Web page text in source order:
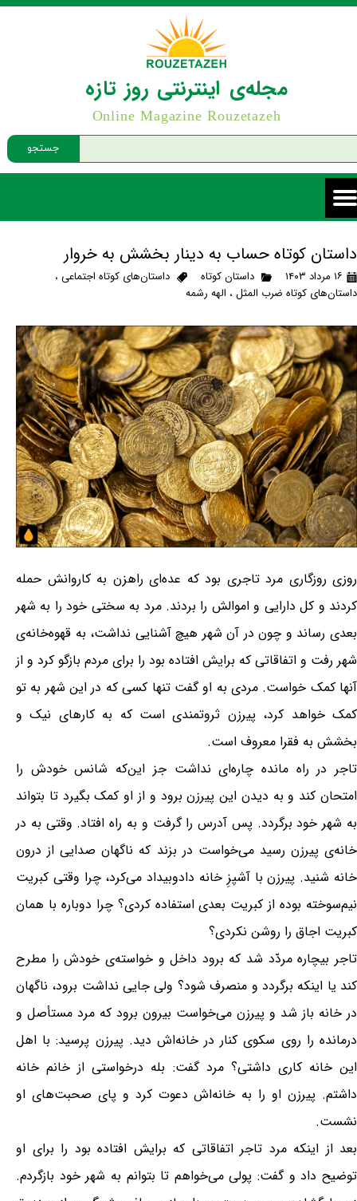
جستجو
مجله‌ی اینترنتی روز تازه
Online Magazine Rouzetazeh
داستان کوتاه حساب به دینار بخشش به خروار
۱۶ مرداد ۱۴۰۳ داستان کوتاه داستان‌های کوتاه اجتماعی،
داستان‌های کوتاه ضرب المثل، الهه رشمه
روزی روزگاری مرد تاجری بود که عده‌ای راهزن به کاروانش حمله
کردند و کل دارایی و اموالش را بردند. مرد به سختی خود را به شهر
بعدی رساند و چون در آن شهر هیچ آشنایی نداشت، به قهوه‌خانه‌ی
شهر رفت و اتفاقاتی که برایش افتاده بود را برای مردم بازگو کرد و از
آنها کمک خواست. مردی به او گفت تنها کسی که در این شهر به تو
کمک خواهد کرد، پیرزن ثروتمندی است که به کارهای نیک و
بخشش به فقرا معروف است.
تاجر در راه مانده چاره‌ای نداشت جز این‌که شانس خودش را
امتحان کند و به دیدن این پیرزن برود و از او کمک بگیرد تا بتواند
به شهر خود برگردد. پس آدرس را گرفت و به راه افتاد. وقتی به در
خانه‌ی پیرزن رسید می‌خواست در بزند که ناگهان صدایی از درون
خانه شنید. پیرزن با آشپزِ خانه دادوبیداد می‌کرد، چرا وقتی کبریت
نیم‌سوخته بوده از کبریت بعدی استفاده کردی؟ چرا دوباره با همان
کبریت اجاق را روشن نکردی؟
تاجر بیچاره مردّد شد که برود داخل و خواسته‌ی خودش را مطرح
کند یا اینکه برگردد و منصرف شود؟ ولی جایی نداشت برود، ناگهان
در خانه باز شد و پیرزن می‌خواست بیرون برود که مرد مستأصل و
درمانده را روی سکوی کنار در خانه‌اش دید. پیرزن پرسید: با اهل
این خانه کاری داشتی؟ مرد گفت: بله درخواستی از خانم خانه
داشتم. پیرزن او را به خانه‌اش دعوت کرد و پای صحبت‌های او
نشست.
بعد از اینکه مرد تاجر اتفاقاتی که برایش افتاده بود را برای او
توضیح داد و گفت: پولی می‌خواهم تا بتوانم به شهر خود بازگردم.